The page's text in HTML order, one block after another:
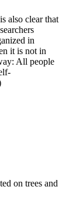
also clear that
in
it is not in
All people
on trees and